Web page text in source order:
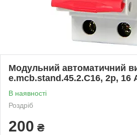
Модульний автоматичний
e.mcb.stand.45.2.C16, 2р, 16
В наявності
Роздріб
200 ₴